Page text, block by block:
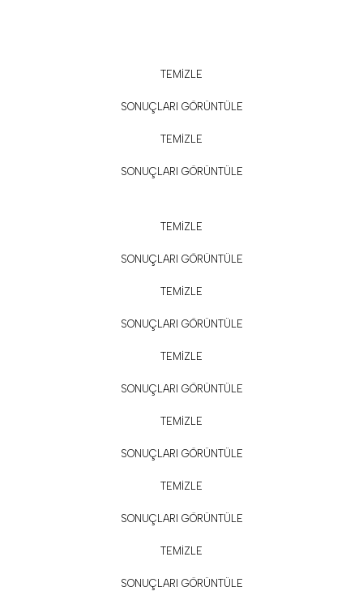
TEMİZLE
SONUÇLARI GÖRÜNTÜLE
TEMİZLE
SONUÇLARI GÖRÜNTÜLE
TEMİZLE
SONUÇLARI GÖRÜNTÜLE
TEMİZLE
SONUÇLARI GÖRÜNTÜLE
TEMİZLE
SONUÇLARI GÖRÜNTÜLE
TEMİZLE
SONUÇLARI GÖRÜNTÜLE
TEMİZLE
SONUÇLARI GÖRÜNTÜLE
TEMİZLE
SONUÇLARI GÖRÜNTÜLE